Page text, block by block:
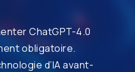
ChatGPT-4.0
obligatoire.
d’IA avant-